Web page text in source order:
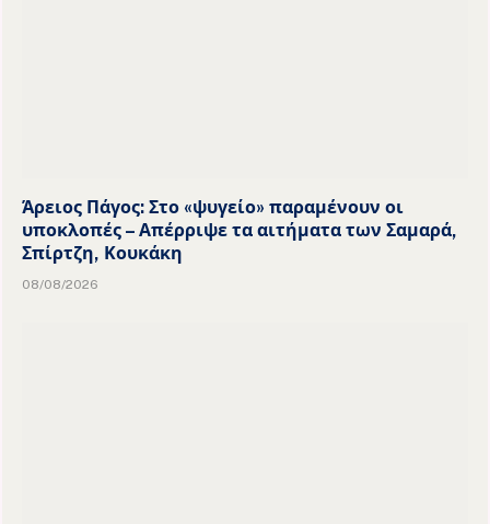
Άρειος Πάγος: Στο «ψυγείο» παραμένουν οι
υποκλοπές – Απέρριψε τα αιτήματα των Σαμαρά,
Σπίρτζη, Κουκάκη
08/08/2026